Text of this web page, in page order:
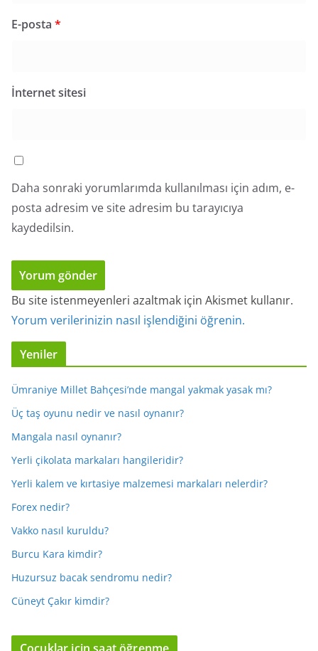
E-posta *
İnternet sitesi
Daha sonraki yorumlarımda kullanılması için adım, e-
posta adresim ve site adresim bu tarayıcıya
kaydedilsin.
Bu site istenmeyenleri azaltmak için Akismet kullanır.
Yorum verilerinizin nasıl işlendiğini öğrenin.
Yeniler
Ümraniye Millet Bahçesi’nde mangal yakmak yasak mı?
Üç taş oyunu nedir ve nasıl oynanır?
Mangala nasıl oynanır?
Yerli çikolata markaları hangileridir?
Yerli kalem ve kırtasiye malzemesi markaları nelerdir?
Forex nedir?
Vakko nasıl kuruldu?
Burcu Kara kimdir?
Huzursuz bacak sendromu nedir?
Cüneyt Çakır kimdir?